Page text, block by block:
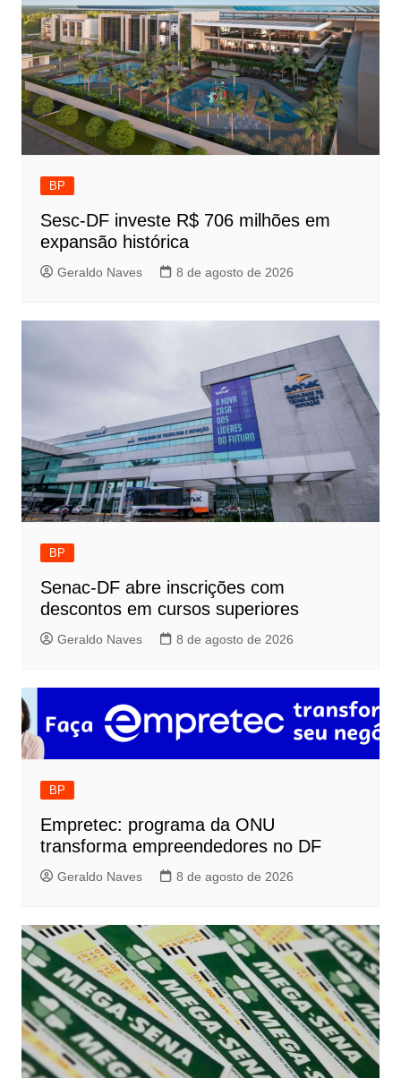
BP
Sesc-DF investe R$ 706 milhões em
expansão histórica
Geraldo Naves 8 de agosto de 2026
BP
Senac-DF abre inscrições com
descontos em cursos superiores
Geraldo Naves 8 de agosto de 2026
BP
Empretec: programa da ONU
transforma empreendedores no DF
Geraldo Naves 8 de agosto de 2026